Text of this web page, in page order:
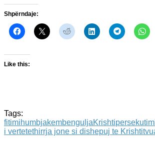
Shpërndaje:
Like this:
Tags:
fitimihumbjakembenguljaKrishti
i vertetethirrja jone si dishepuj te Krishtit